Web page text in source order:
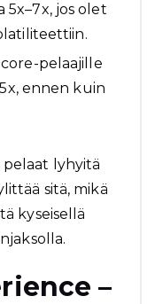
5x–7x, jos olet
pelaajille
ennen kuin
pelaat lyhyitä
sitä, mikä
kyseisellä
–